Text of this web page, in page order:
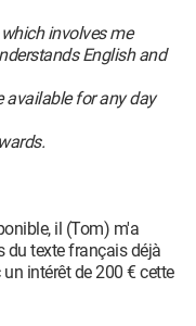
involves me
English and
available for any day
il (Tom) m'a
du texte français déjà
intérêt de 200 € cette